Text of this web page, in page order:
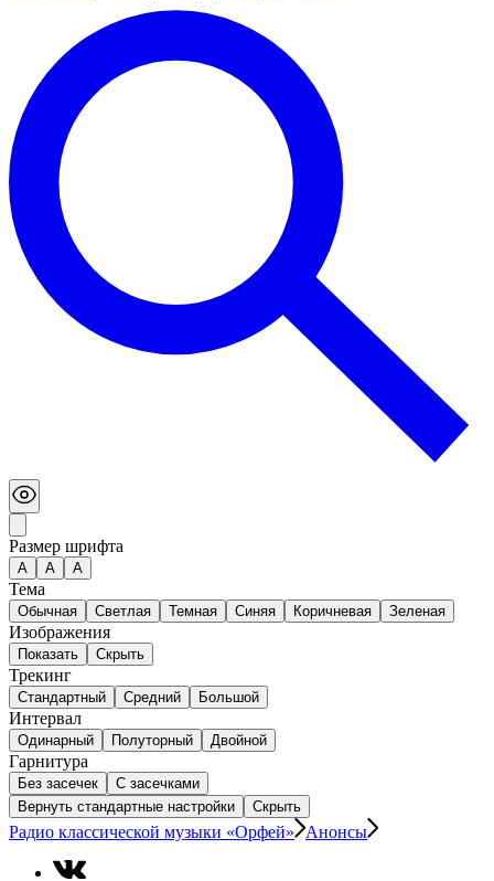
Размер шрифта
А A A
Тема
Обычная Светлая Темная Синяя Коричневая Зеленая
Изображения
Показать Скрыть
Трекинг
Стандартный Средний Большой
Интервал
Одинарный Полуторный Двойной
Гарнитура
Без засечек
С засечками
Вернуть стандартные настройки
Скрыть
Радио классической музыки «Орфей» Анонсы